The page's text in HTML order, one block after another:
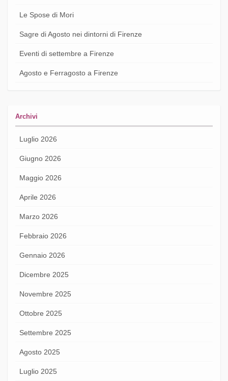
Le Spose di Mori
Sagre di Agosto nei dintorni di Firenze
Eventi di settembre a Firenze
Agosto e Ferragosto a Firenze
Archivi
Luglio 2026
Giugno 2026
Maggio 2026
Aprile 2026
Marzo 2026
Febbraio 2026
Gennaio 2026
Dicembre 2025
Novembre 2025
Ottobre 2025
Settembre 2025
Agosto 2025
Luglio 2025